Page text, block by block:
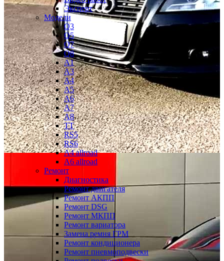
Эксперт
Модели
Q3
Q5
Q7
Q8
A1
A3
A4
A5
A6
A7
A8
TT
RS5
RS6
A4 allroad
A6 allroad
Ремонт
Диагностика
Ремонт двигателя
Ремонт АКПП
Ремонт DSG
Ремонт МКПП
Ремонт вариатора
Замена ремня ГРМ
Ремонт кондиционера
Ремонт пневмоподвески